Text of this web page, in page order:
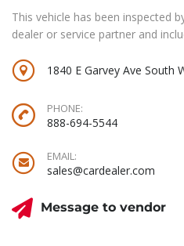
This vehicle has been inspected
dealer or service partner and
1840 E Garvey Ave South
PHONE:
888-694-5544
EMAIL:
sales@cardealer.com
Message to vendor